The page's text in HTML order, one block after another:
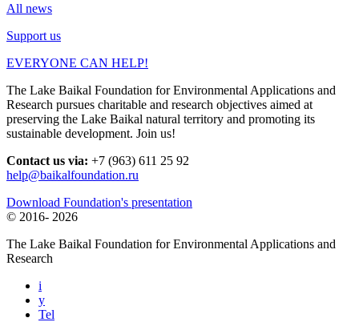
All news
Support us
EVERYONE CAN HELP!
The Lake Baikal Foundation for Environmental Applications and
Research pursues charitable and research objectives aimed at
preserving the Lake Baikal natural territory and promoting its
sustainable development. Join us!
Contact us via: +7 (963) 611 25 92
help@baikalfoundation.ru
Download Foundation's presentation
© 2016- 2026
The Lake Baikal Foundation for Environmental Applications and
Research
i
y
Tel